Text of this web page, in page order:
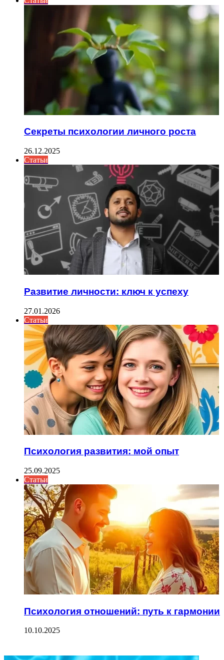
Секреты психологии личного роста
26.12.2025
Статьи
Развитие личности: ключ к успеху
27.01.2026
Статьи
Психология развития: мой опыт
25.09.2025
Статьи
Психология отношений: путь к гармонии
10.10.2025